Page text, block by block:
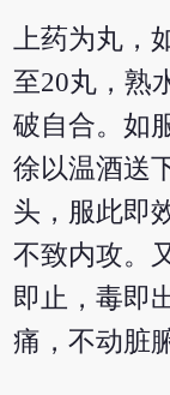
上药为丸，
至20丸，熟
破自合。如
徐以温酒送
头，服此即
不致内攻。
即止，毒即
痛，不动脏